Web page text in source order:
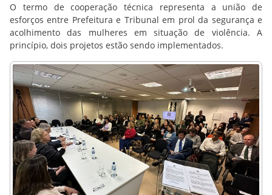
O termo de cooperação técnica representa a união de
esforços entre Prefeitura e Tribunal em prol da segurança e
acolhimento das mulheres em situação de violência. A
princípio, dois projetos estão sendo implementados.